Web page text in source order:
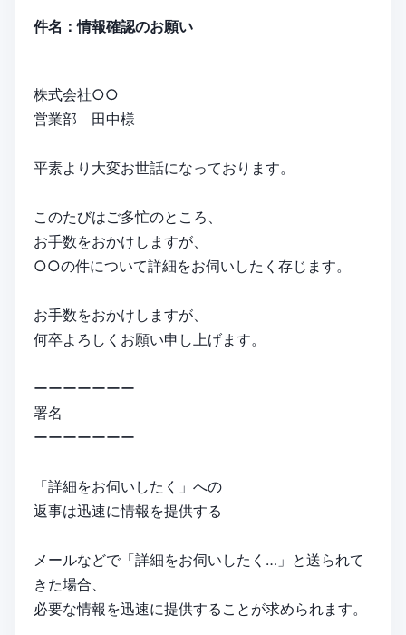
件名：情報確認のお願い
株式会社○○
営業部 田中様
平素より大変お世話になっております。
このたびはご多忙のところ、
お手数をおかけしますが、
○○の件について詳細をお伺いしたく存じます。
お手数をおかけしますが、
何卒よろしくお願い申し上げます。
ーーーーーーー
署名
ーーーーーーー
「詳細をお伺いしたく」への
返事は迅速に情報を提供する
メールなどで「詳細をお伺いしたく…」と送られて
きた場合、
必要な情報を迅速に提供することが求められます。